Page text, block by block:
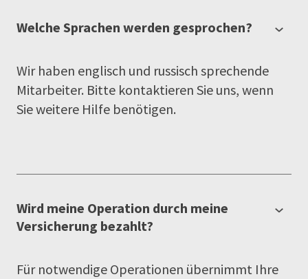
Welche Sprachen werden gesprochen?
Wir haben englisch und russisch sprechende
Mitarbeiter. Bitte kontaktieren Sie uns, wenn
Sie weitere Hilfe benötigen.
Wird meine Operation durch meine
Versicherung bezahlt?
Für notwendige Operationen übernimmt Ihre